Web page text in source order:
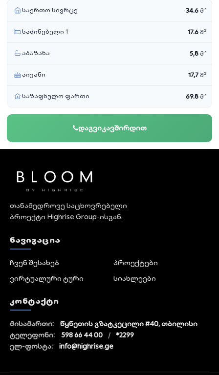
საერთო სივრცე 34.6მ²
საძინებელი 1 17.6მ²
აბაზანა 5,8მ²
აივანი 17,7მ²
საზაფხულო ფართი 69.8მ²
დაგვიკავშირდით
თანამედროვე საცხოვრებელი
პროექტი Highrise Group-ისგან.
ᲜᲐᲕᲘᲒᲐᲪᲘᲐ
ჩვენ შესახებ
პროექტები
ვირტუალური ტური
სიახლეები
ᲙᲝᲜᲢᲐᲥᲢᲘ
მისამართი:
წყნეთის გზატკეცილი #40, თბილისი
ტელეფონი:
598 66 44 00 /
*2299
ელ-ფოსტა:
info@highrise.ge